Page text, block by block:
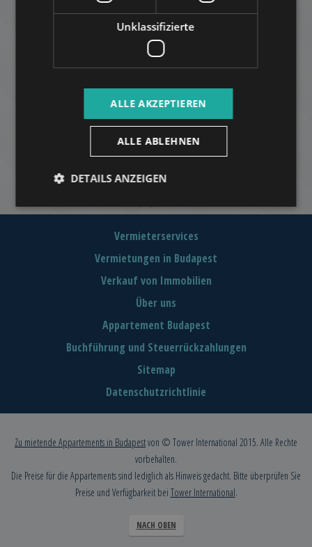
Vermieterservices
Vermietungen in Budapest
Verkauf von Immobilien
Über uns
Appartement Budapest
Buchführung und Steuerrückzahlungen
Sitemap
Datenschutzrichtlinie
Zu mietende Appartements in Budapestvon © Tower International 2015. Alle Rechte
vorbehalten.
Die Preise für die Appartements sind lediglich als Hinweis gedacht. Bitte überprüfen Sie
Preise und Verfügbarkeit bei Tower International.
NACH OBEN
Unklassifizierte
ALLE AKZEPTIEREN
ALLE ABLEHNEN
DETAILS ANZEIGEN